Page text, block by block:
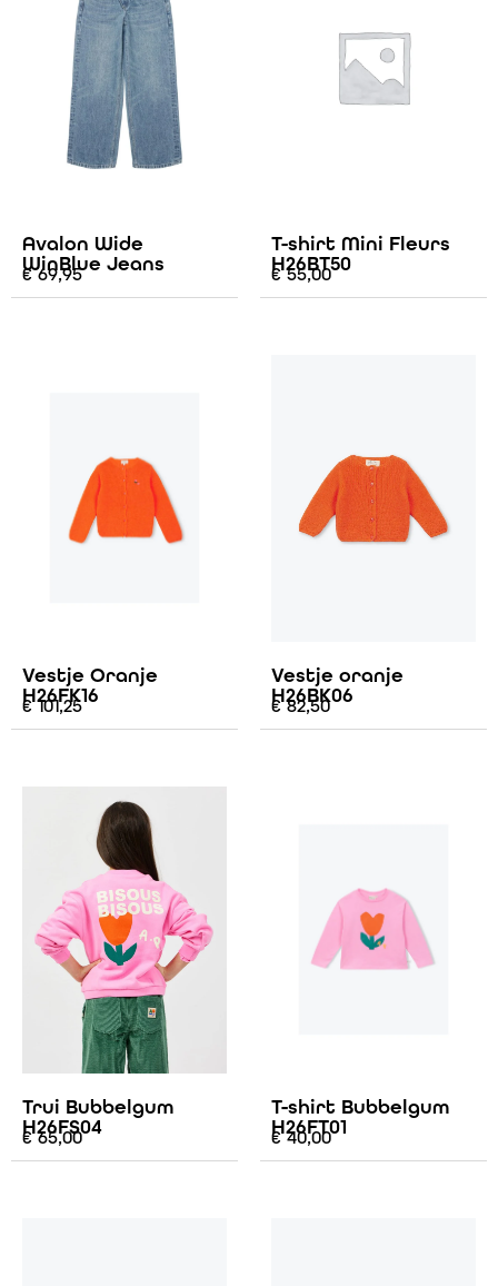
Avalon Wide
WinBlue Jeans
€69,95
T-shirt Mini Fleurs
H26BT50
€55,00
Vestje Oranje
H26FK16
€101,25
Vestje oranje
H26BK06
€82,50
Trui Bubbelgum
H26FS04
€65,00
T-shirt Bubbelgum
H26FT01
€40,00